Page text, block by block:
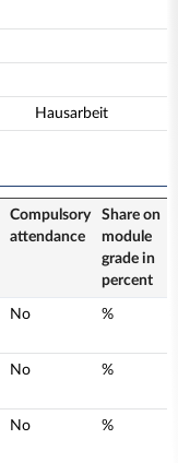
Hausarbeit
Compulsory
attendance
Share on
module
grade in
percent
No %
No %
No %